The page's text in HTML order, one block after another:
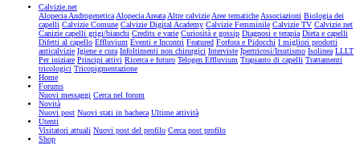
Calvizie.net
Alopecia AndrogeneticaAlopecia AreataAltre calvizieAree tematicheAssociazioni Biologia dei
capelli Calvizie Comune Calvizie Digital Academy Calvizie Femminile Calvizie TV Calvizie.net
Canizie capelli grigi/bianchi Credits e varie Curiosità e gossip Diagnosi e terapia Dieta e capelli
Difetti al capello Effluvium Eventi e Incontri Featured Forfora e Pidocchi I migliori prodotti
anticalvizie Igiene e cura Infoltimenti non chirurgici Interviste Ipertricosi/Irsutismo Isolinea LLLT
Per iniziare Principi attivi Ricerca e futuro Telogen Effluvium Trapianto di capelli Trattamenti
tricologici Tricopigmentazione
Home
Forums
Nuovi messaggi Cerca nel forum
Novità
Nuovi post Nuovi stati in bacheca Ultime attività
Utenti
Visitatori attuali Nuovi post del profilo Cerca post profilo
Shop